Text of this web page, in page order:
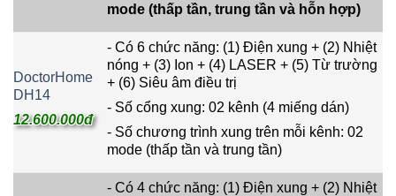
mode (thấp tần, trung tần và hỗn hợp)
DoctorHome
DH14
12.600.000đ
- Có 6 chức năng: (1) Điện xung + (2) Nhiệt
nóng + (3) Ion + (4) LASER + (5) Từ trường
+ (6) Siêu âm điều trị
- Số cổng xung: 02 kênh (4 miếng dán)
- Số chương trình xung trên mỗi kênh: 02
mode (thấp tần và trung tần)
- Có 4 chức năng: (1) Điện xung + (2) Nhiệt